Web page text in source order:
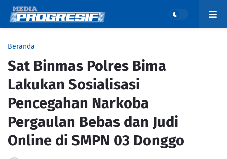
Beranda
Sat Binmas Polres Bima
Lakukan Sosialisasi
Pencegahan Narkoba
Pergaulan Bebas dan Judi
Online di SMPN 03 Donggo